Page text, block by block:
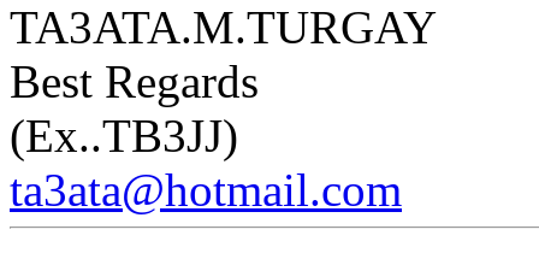
TA3ATA.M.TURGAY
Best Regards
(Ex..TB3JJ)
ta3ata@hotmail.com